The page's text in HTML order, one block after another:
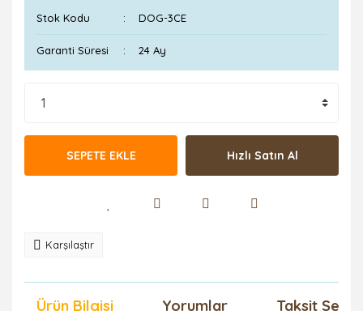
Stok Kodu DOG-3CE
Garanti Süresi 24 Ay
SEPETE EKLE Hızlı Satın Al
Karşılaştır
Ürün Bilgisi Yorumlar Taksit